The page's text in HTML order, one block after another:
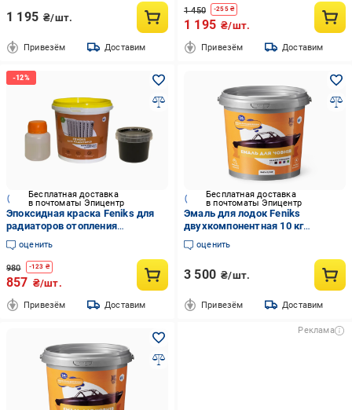
1 195 ₴/шт.
Привезём Доставим
1 450 -255₴
1 195 ₴/шт.
Привезём Доставим
Бесплатная доставка
в почтоматы Эпицентр
Эпоксидная краска Feniks для
радиаторов отопления
термостойкая 1,2 кг Черный
(FR-001-6)
оценить
980 -123 ₴
857 ₴/шт.
Привезём Доставим
Бесплатная доставка
в почтоматы Эпицентр
Эмаль для лодок Feniks
двухкомпонентная 10 кг
RAL7040 Светло-серый
(12701532)
оценить
3 500 ₴/шт.
Привезём Доставим
Реклама